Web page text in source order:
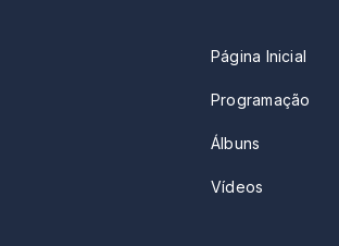
Página Inicial
Programação
Álbuns
Vídeos